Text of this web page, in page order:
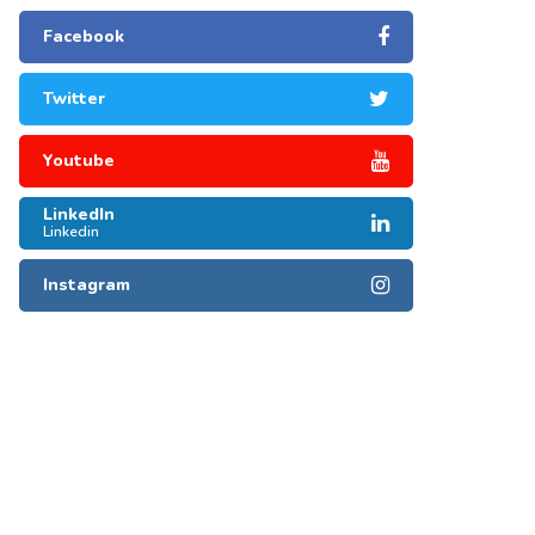
Facebook
Twitter
Youtube
LinkedIn
Linkedin
Instagram